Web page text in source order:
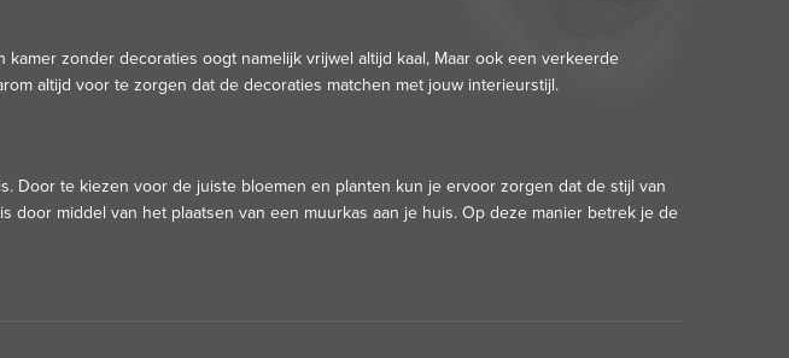
zonder decoraties oogt namelijk vrijwel altijd kaal, Maar ook een verkeerde
altijd voor te zorgen dat de decoraties matchen met jouw interieurstijl.
Door te kiezen voor de juiste bloemen en planten kun je ervoor zorgen dat de stijl van
middel van het plaatsen van een muurkas aan je huis. Op deze manier betrek je de